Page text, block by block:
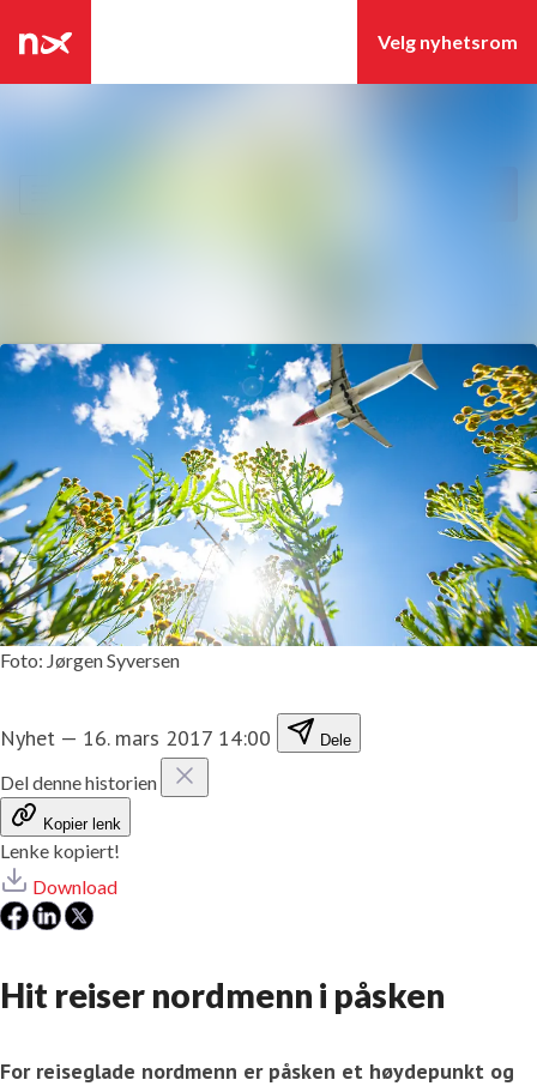
Foto: Jørgen Syversen
Nyhet — 16. mars 2017 14:00 Dele
Del denne historien
Kopier lenk
Lenke kopiert!
Download
Hit reiser nordmenn i påsken
For reiseglade nordmenn er påsken et høydepunkt og